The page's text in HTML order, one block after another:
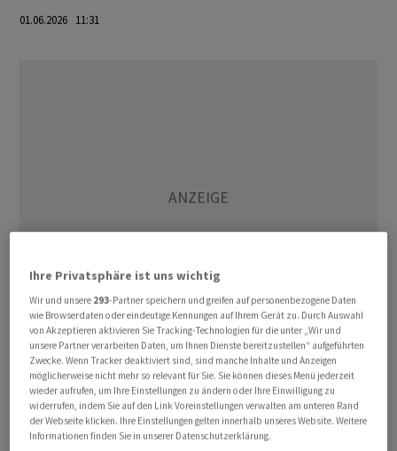
01.06.2026 11:31
Die Verbraucher rechnen auch mittelfristig mit einer
erhöhten Inflation, wie die Umfrage weiter zeigt. In den
kommenden drei Jahren erwarten sie eine
durchschnittliche Teuerungsrate von 2,9 Prozent. Im
Ihre Privatsphäre ist uns wichtig
Wir und unsere 293-Partner speichern und greifen auf personenbezogene Daten
wie Browserdaten oder eindeutige Kennungen auf Ihrem Gerät zu. Durch Auswahl
von Akzeptieren aktivieren Sie Tracking-Technologien für die unter „Wir und
unsere Partner verarbeiten Daten, um Ihnen Dienste bereitzustellen“ aufgeführten
Zwecke. Wenn Tracker deaktiviert sind, sind manche Inhalte und Anzeigen
möglicherweise nicht mehr so relevant für Sie. Sie können dieses Menü jederzeit
wieder aufrufen, um Ihre Einstellungen zu ändern oder Ihre Einwilligung zu
widerrufen, indem Sie auf den Link Voreinstellungen verwalten am unteren Rand
der Webseite klicken. Ihre Einstellungen gelten innerhalb unseres Website. Weitere
Informationen finden Sie in unserer Datenschutzerklärung.